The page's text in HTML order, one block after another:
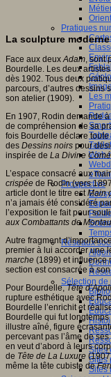
Pratiques
Les
Web
Prospective
Réseaux
Sélection de
Sites
Sites
Sites
La sculpture moderne
Face aux deuxAdam, sont
Bourdelle. Les deux
dès 1902. Tous deux
parcours, d’autres dessins
son atelier (1909).
En 1907, Rodin demande
de compréhension de sa
fois Bourdelle déclare
des Dessins noirs pour
inspirée de La Divine
L’espace consacré aux
crispée de Rodin (vers
article dont le titre estMain
n’a jamais été considéré
l’exposition le fait pour
aux Combattants de
Autre fragment
premier à lui accorder une
marche (1899) et influence
section est consacrée à
Pour Bourdelle,Tête
rupture esthétique avec
Bourdelle l’enrichit et
Bourdelle qui fut
illustre aîné, figure
percevant pas l’âme de
en veut d’abord à leurs
de Tête de La Luxure
même la tête cubiste de